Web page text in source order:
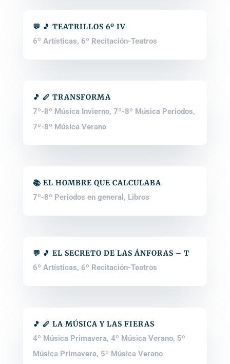
💬 🎵 TEATRILLOS 6º IV
6º Artísticas, 6º Recitación-Teatros
🎵 🪈 TRANSFORMA
7º-8º Música Invierno, 7º-8º Música Periodos,
7º-8º Música Verano
📚 EL HOMBRE QUE CALCULABA
7º-8º Periodos en general , Libros
💬 🎵 EL SECRETO DE LAS ÁNFORAS – T
6º Artísticas, 6º Recitación-Teatros
🎵 🪈 LA MÚSICA Y LAS FIERAS
4º Música Primavera, 4º Música Verano, 5º
Música Primavera, 5º Música Verano